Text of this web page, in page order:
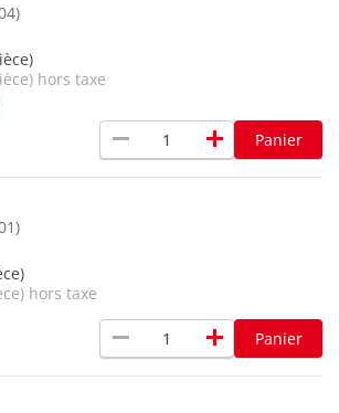
hors taxe
remove add Panier
hors taxe
remove add Panier